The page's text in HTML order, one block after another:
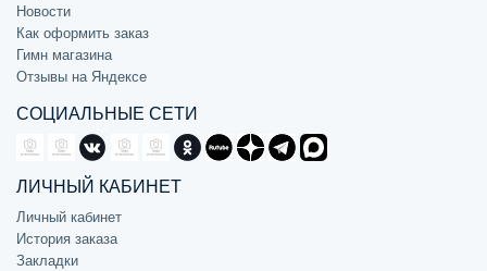
Новости
Как оформить заказ
Гимн магазина
Отзывы на Яндексе
СОЦИАЛЬНЫЕ СЕТИ
ЛИЧНЫЙ КАБИНЕТ
Личный кабинет
История заказа
Закладки